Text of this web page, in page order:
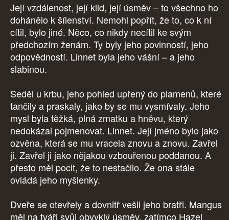
Její vzdálenost, její klid, její úsměv – to všechno ho
dohánělo k šílenství. Nemohl popřít, že to, co k ní
cítil, bylo jiné. Něco, co nikdy necítil ke svým
předchozím ženám. Ty byly jeho povinností, jeho
odpovědností. Linnet byla jeho vášní – a jeho
slabinou.
Seděl u krbu, jeho pohled upřený do plamenů, které
tančily a praskaly, jako by se mu vysmívaly. Jeho
mysl byla těžká, plná zmatku a hněvu, který
nedokázal pojmenovat. Linnet. Její jméno bylo jako
ozvěna, která se mu vracela znovu a znovu. Zavřel
ji. Zavřel ji jako nějakou vzbouřenou poddanou. A
přesto měl pocit, že to nestačilo. Že ona stále
ovládá jeho myšlenky.
Dveře se otevřely a dovnitř vešli jeho bratři. Mangus
měl na tváři svůj obvyklý úsměv, zatímco Hazel